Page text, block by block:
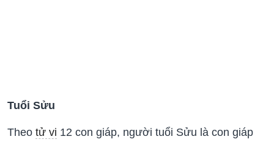
Tuổi Sửu
Theo tử vi 12 con giáp, người tuổi Sửu là con giáp